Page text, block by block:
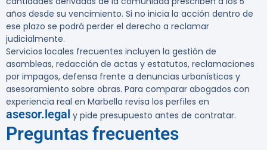
años desde su vencimiento. Si no inicia la acción dentro de
ese plazo se podrá perder el derecho a reclamar
judicialmente.
Servicios locales frecuentes incluyen la gestión de
asambleas, redacción de actas y estatutos, reclamaciones
por impagos, defensa frente a denuncias urbanísticas y
asesoramiento sobre obras. Para comparar abogados con
experiencia real en Marbella revisa los perfiles en
asesor.legal y pide presupuesto antes de contratar.
Preguntas frecuentes